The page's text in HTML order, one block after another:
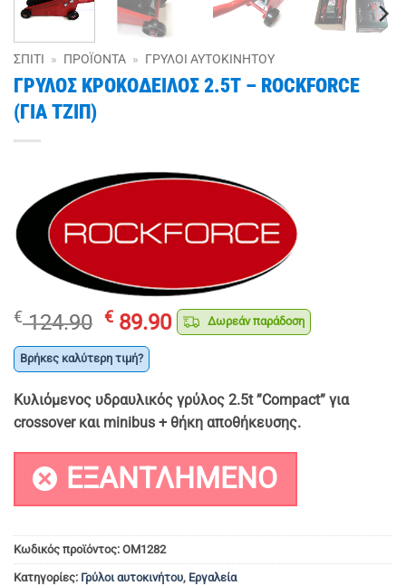
ΣΠΊΤΙ » ΠΡΟΪΌΝΤΑ » ΓΡΎΛΟΙ ΑΥΤΟΚΙΝΉΤΟΥ
ΓΡΥΛΟΣ ΚΡΟΚΟΔΕΙΛΟΣ 2.5Τ – ROCKFORCE
(ΓΙΑ ΤΖΙΠ)
€124.90 Original
price
was:
€ 89.90Η
τρέχουσα
€ 89.90.
Δωρεάν παράδοση
Βρήκες καλύτερη τιμή?
Κυλιόμενος υδραυλικός γρύλος 2.5t ”Compact” για
crossover και minibus + θήκη αποθήκευσης.
ΕΞΑΝΤΛΗΜΈΝΟ
Κωδικός προϊόντος: OM1282
Κατηγορίες: Γρύλοι αυτοκινήτου, Εργαλεία